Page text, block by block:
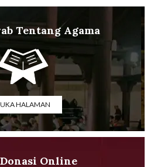
Tentang Agama
HALAMAN
Online